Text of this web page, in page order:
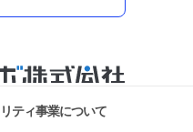
ティ事業について